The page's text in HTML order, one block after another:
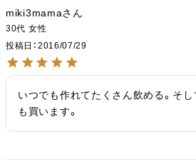
miki3mama
30代 女性
投稿日
2016/07/29
いつでも作れてたくさん飲める。そ
も買います。